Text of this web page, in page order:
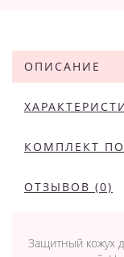
ОПИСАНИЕ
КОМПЛЕКТ
ОТЗЫВОВ (0)
Защитный кожух